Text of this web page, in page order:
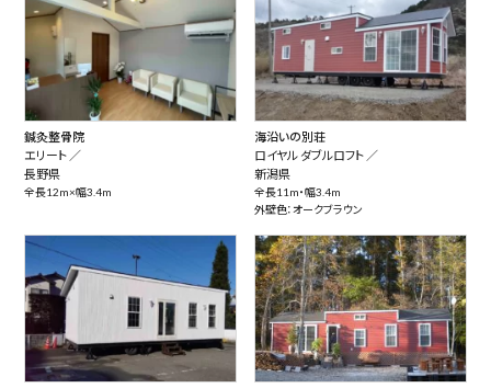
鍼灸整骨院
エリート ／
長野県
全長12m×幅3.4m
海沿いの別荘
ロイヤル ダブルロフト ／
新潟県
全長11m・幅3.4m
外壁色：オークブラウン